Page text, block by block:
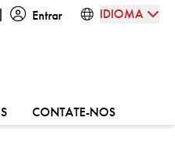
| Entrar IDIOMA
VÁ PARA:CONTATE-NOSVÁ PARA: